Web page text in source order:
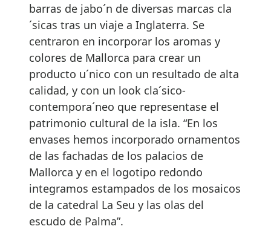
barras de jabo´n de diversas marcas cla
´sicas tras un viaje a Inglaterra. Se
centraron en incorporar los aromas y
colores de Mallorca para crear un
producto u´nico con un resultado de alta
calidad, y con un look cla´sico-
contempora´neo que representase el
patrimonio cultural de la isla. “En los
envases hemos incorporado ornamentos
de las fachadas de los palacios de
Mallorca y en el logotipo redondo
integramos estampados de los mosaicos
de la catedral La Seu y las olas del
escudo de Palma”.